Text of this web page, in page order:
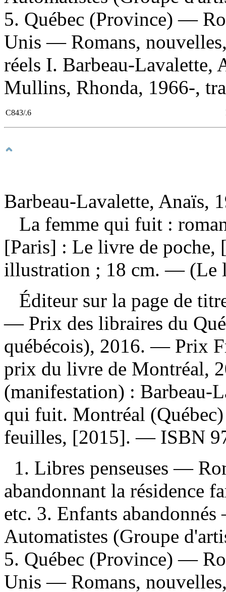
5. Québec (Province) —
Unis — Romans,
réels I. Barbeau-
Mullins, Rhonda, 1966-,
C843/.6
Barbeau-Lavalette, Anaïs,
La femme qui fuit :
[Paris] : Le livre de
illustration ; 18 cm. — (Le
Éditeur sur la page de
— Prix des libraires du
québécois), 2016. — Prix
prix du livre de Montréal,
(manifestation) : Barbeau-
qui fuit. Montréal
feuilles, [2015]. — ISBN
1. Libres penseuses —
abandonnant la résidence
etc. 3. Enfants
Automatistes (Groupe
5. Québec (Province) —
Unis — Romans,